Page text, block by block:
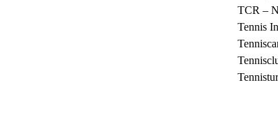
TCR –
Tennis